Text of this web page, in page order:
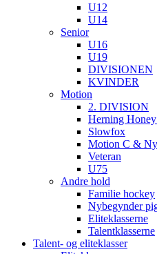
U12
U14
Senior
U16
U19
DIVISIONEN
KVINDER
Motion
2. DIVISION
Herning
Slowfox
Motion C &
Veteran
U75
Andre hold
Familie hockey
Nybegynder
Eliteklasserne
Talentklasserne
Talent- og eliteklasser